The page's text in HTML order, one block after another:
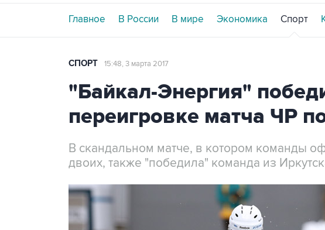
Главное В России В мире Экономика Спорт
СПОРТ 15:48, 3 марта 2017
"Байкал-Энергия"
переигровке матча ЧР
В скандальном матче, в котором команды
двоих, также "победила" команда из